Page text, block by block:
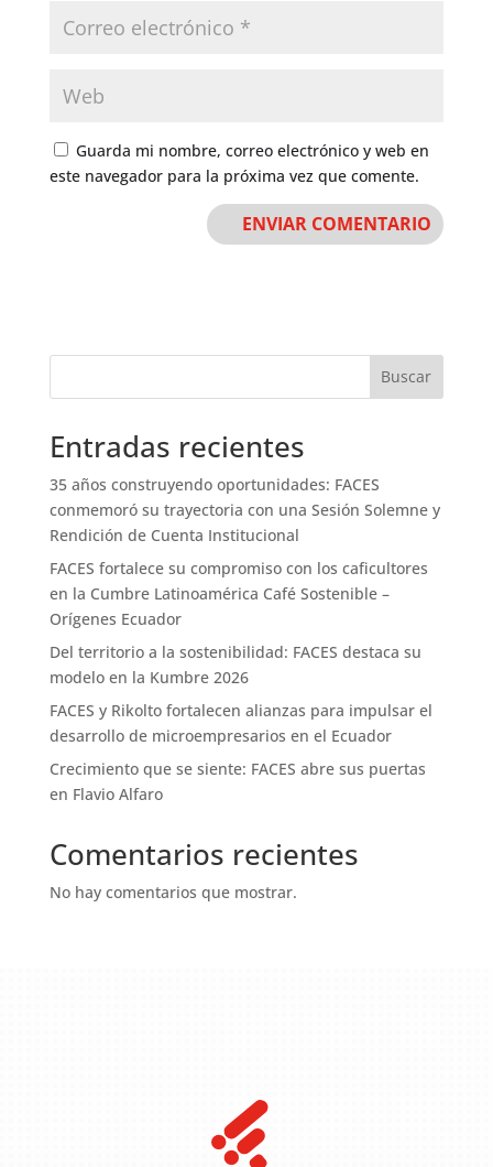
Guarda mi nombre, correo electrónico y web en
este navegador para la próxima vez que comente.
Buscar
Entradas recientes
35 años construyendo oportunidades: FACES
conmemoró su trayectoria con una Sesión Solemne y
Rendición de Cuenta Institucional
FACES fortalece su compromiso con los caficultores
en la Cumbre Latinoamérica Café Sostenible –
Orígenes Ecuador
Del territorio a la sostenibilidad: FACES destaca su
modelo en la Kumbre 2026
FACES y Rikolto fortalecen alianzas para impulsar el
desarrollo de microempresarios en el Ecuador
Crecimiento que se siente: FACES abre sus puertas
en Flavio Alfaro
Comentarios recientes
No hay comentarios que mostrar.